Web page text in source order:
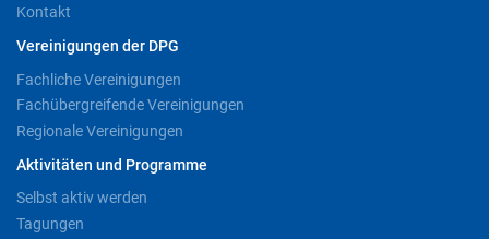
Kontakt
Vereinigungen der DPG
Fachliche Vereinigungen
Fachübergreifende Vereinigungen
Regionale Vereinigungen
Aktivitäten und Programme
Selbst aktiv werden
Tagungen